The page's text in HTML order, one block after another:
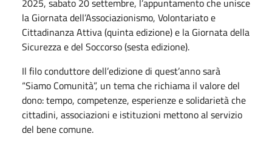
la Giornata dell’Associazionismo, Volontariato e
Cittadinanza Attiva (quinta edizione) e la Giornata della
Sicurezza e del Soccorso (sesta edizione).
Il filo conduttore dell’edizione di quest’anno sarà
“Siamo Comunità”, un tema che richiama il valore del
dono: tempo, competenze, esperienze e solidarietà che
cittadini, associazioni e istituzioni mettono al servizio
del bene comune.